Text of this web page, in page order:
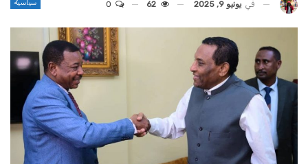
سياسية في يونيو 9, 2025 62